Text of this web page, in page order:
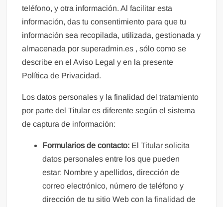
teléfono, y otra información. Al facilitar esta
información, das tu consentimiento para que tu
información sea recopilada, utilizada, gestionada y
almacenada por superadmin.es , sólo como se
describe en el Aviso Legal y en la presente
Política de Privacidad.
Los datos personales y la finalidad del tratamiento
por parte del Titular es diferente según el sistema
de captura de información:
Formularios de contacto: El Titular solicita
datos personales entre los que pueden
estar: Nombre y apellidos, dirección de
correo electrónico, número de teléfono y
dirección de tu sitio Web con la finalidad de